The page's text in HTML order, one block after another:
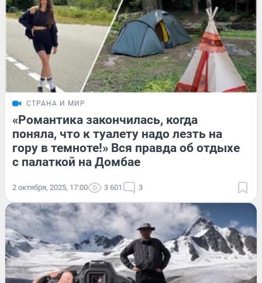
СТРАНА И МИР
«Романтика закончилась, когда
поняла, что к туалету надо лезть на
гору в темноте!» Вся правда об отдыхе
с палаткой на Домбае
2 октября, 2025, 17:00 3 601 3